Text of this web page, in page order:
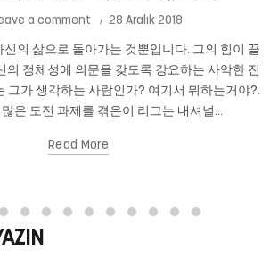
a comment 28 Aralık 2018
신의 삶으로 돌아가는 것뿐입니다. 그의 힘이 끝
의 정체성에 의문을 갖도록 강요하는 사악한 진
그가 생각하는 사람인가? 여기서 뭐하는거야?.
은 도전 과제를 겪은이 리그는 내셔널...
Read More